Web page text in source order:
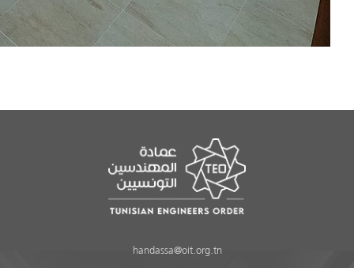
handassa@oit.org.tn